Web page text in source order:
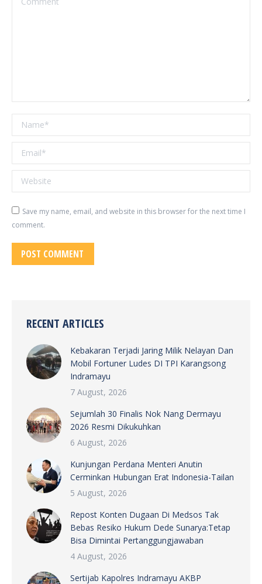
Name *
Email *
Website
Save my name, email, and website in this browser for the next time I
comment.
POST COMMENT
RECENT ARTICLES
Kebakaran Terjadi Jaring Milik Nelayan Dan
Mobil Fortuner Ludes DI TPI Karangsong
Indramayu
7 August, 2026
Sejumlah 30 Finalis Nok Nang Dermayu
2026 Resmi Dikukuhkan
6 August, 2026
Kunjungan Perdana Menteri Anutin
Cerminkan Hubungan Erat Indonesia-Tailan
5 August, 2026
Repost Konten Dugaan Di Medsos Tak
Bebas Resiko Hukum Dede Sunarya:Tetap
Bisa Dimintai Pertanggungjawaban
4 August, 2026
Sertijab Kapolres Indramayu AKBP